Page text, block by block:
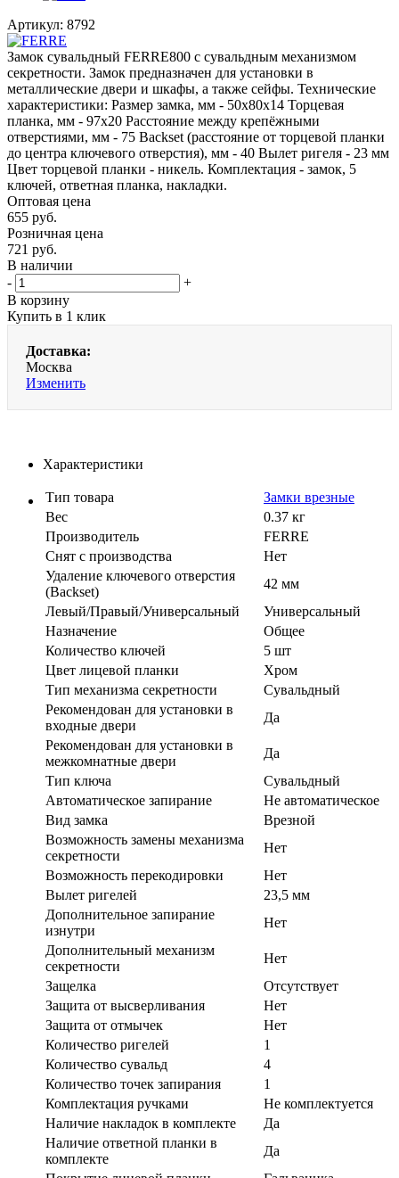
Артикул: 8792
Замок сувальдный FERRE800 с сувальдным механизмом
секретности. Замок предназначен для установки в
металлические двери и шкафы, а также сейфы. Технические
характеристики: Размер замка, мм - 50х80х14 Торцевая
планка, мм - 97х20 Расстояние между крепёжными
отверстиями, мм - 75 Backset (расстояние от торцевой планки
до центра ключевого отверстия), мм - 40 Вылет ригеля - 23 мм
Цвет торцевой планки - никель. Комплектация - замок, 5
ключей, ответная планка, накладки.
Оптовая цена
655 руб.
Розничная цена
721 руб.
В наличии
-
+
В корзину
Купить в 1 клик
Доставка:
Москва
Изменить
Характеристики
Тип товара
Замки врезные
Вес
0.37 кг
Производитель
FERRE
Cнят с производства
Нет
Удаление ключевого отверстия
(Backset)
42 мм
Левый/Правый/Универсальный
Универсальный
Назначение
Общее
Количество ключей
5 шт
Цвет лицевой планки
Хром
Тип механизма секретности
Сувальдный
Рекомендован для установки в
входные двери
Да
Рекомендован для установки в
межкомнатные двери
Да
Тип ключа
Сувальдный
Автоматическое запирание
Не автоматическое
Вид замка
Врезной
Возможность замены механизма
секретности
Нет
Возможность перекодировки
Нет
Вылет ригелей
23,5 мм
Дополнительное запирание
изнутри
Нет
Дополнительный механизм
секретности
Нет
Защелка
Отсутствует
Защита от высверливания
Нет
Защита от отмычек
Нет
Количество ригелей
1
Количество сувальд
4
Количество точек запирания
1
Комплектация ручками
Не комплектуется
Наличие накладок в комплекте
Да
Наличие ответной планки в
комплекте
Да